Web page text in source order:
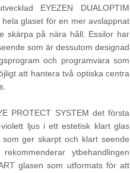
EYEZEN DUALOPTIM
glaset för en mer avslappnat
skärpa på nära håll. Essilor har
som är dessutom designad
och programvara som
att hantera två optiska centra
PROTECT SYSTEM det första
ljus i ett estetisk klart glas
som ger skarpt och klart seende
ytbehandlingen
glasen som utformats för att